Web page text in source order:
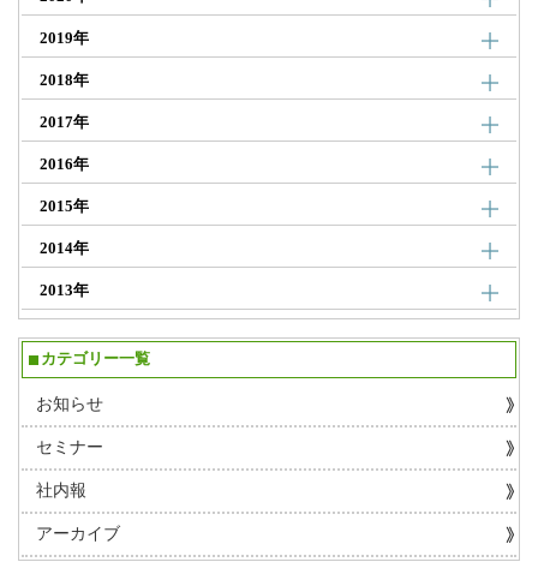
2019年
2018年
2017年
2016年
2015年
2014年
2013年
カテゴリー一覧
お知らせ
セミナー
社内報
アーカイブ